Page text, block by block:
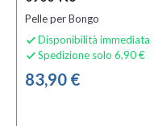
Pelle per Bongo
 Disponibilità immediata
 Spedizione solo 6,90 €
83,90 €